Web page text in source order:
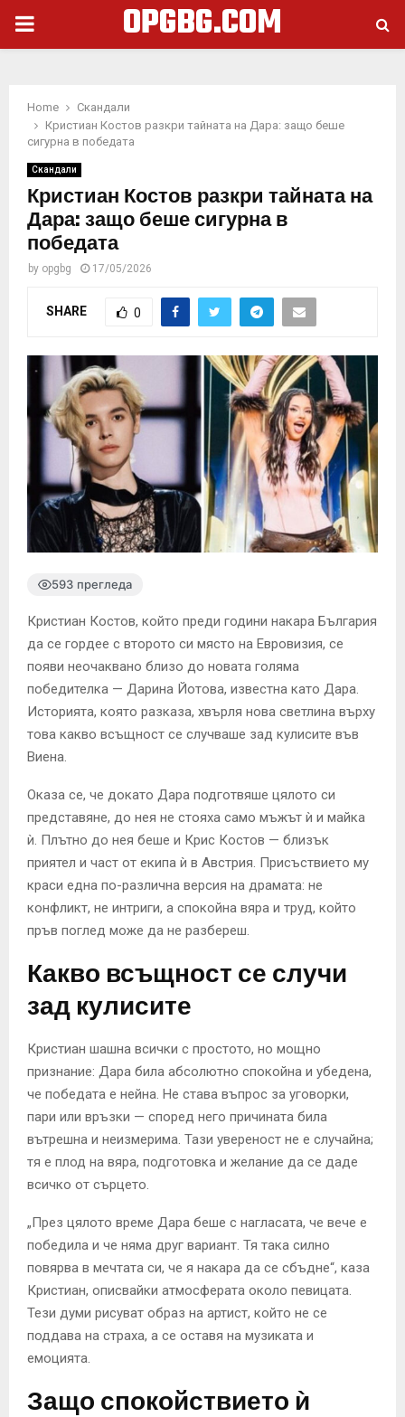
PRIMARY
OPGBG.COM
Home
Скандали
Кристиан Костов разкри тайната на Дара: защо беше
сигурна в победата
Скандали
Кристиан Костов разкри тайната на
Дара: защо беше сигурна в
победата
by opgbg 17/05/2026
SHARE 0
593 прегледа
Кристиан Костов, който преди години накара България
да се гордее с второто си място на Евровизия, се
появи неочаквано близо до новата голяма
победителка — Дарина Йотова, известна като Дара.
Историята, която разказа, хвърля нова светлина върху
това какво всъщност се случваше зад кулисите във
Виена.
Оказа се, че докато Дара подготвяше цялото си
представяне, до нея не стояха само мъжът ѝ и майка
ѝ. Плътно до нея беше и Крис Костов — близък
приятел и част от екипа ѝ в Австрия. Присъствието му
краси една по-различна версия на драмата: не
конфликт, не интриги, а спокойна вяра и труд, който
пръв поглед може да не разбереш.
Какво всъщност се случи
зад кулисите
Кристиан шашна всички с простото, но мощно
признание: Дара била абсолютно спокойна и убедена,
че победата е нейна. Не става въпрос за уговорки,
пари или връзки — според него причината била
вътрешна и неизмерима. Тази увереност не е случайна;
тя е плод на вяра, подготовка и желание да се даде
всичко от сърцето.
„През цялото време Дара беше с нагласата, че вече е
победила и че няма друг вариант. Тя така силно
повярва в мечтата си, че я накара да се сбъдне“, каза
Кристиан, описвайки атмосферата около певицата.
Тези думи рисуват образ на артист, който не се
поддава на страха, а се оставя на музиката и
емоцията.
Защо спокойствието ѝ